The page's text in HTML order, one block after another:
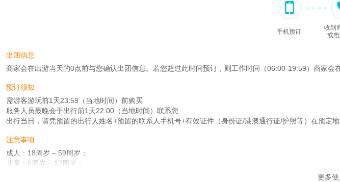
手机预订
收到
或
出团信息
商家会在出游当天的0点前与您确认出团信息。若您超过此时间预订，则工作时间（06:00-19:59）商家
预订须知
需游客游玩前1天23:59（当地时间）前购买
服务人员最晚会于出行前1天22:00（当地时间）联系您
出行当日，请凭预留的出行人姓名+预留的联系人手机号+有效证件（身份证/港澳通行证/护照等）在预定
注意事项
成人：18周岁 – 59周岁；
儿童：6周岁 – 17周岁；
更多